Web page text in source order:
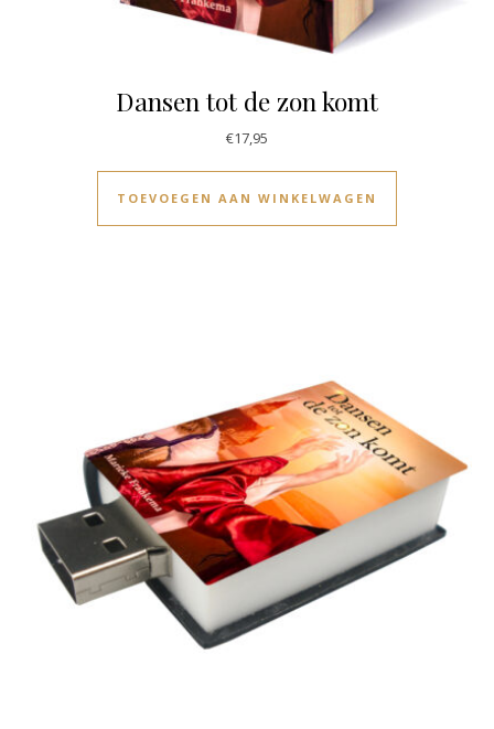
Dansen tot de zon komt
€17,95
TOEVOEGEN AAN WINKELWAGEN